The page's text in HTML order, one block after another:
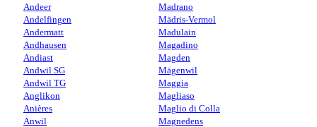
Andeer
Andelfingen
Andermatt
Andhausen
Andiast
Andwil SG
Andwil TG
Anglikon
Anières
Anwil
Madrano
Mädris-Vermol
Madulain
Magadino
Magden
Mägenwil
Maggia
Magliaso
Maglio di Colla
Magnedens